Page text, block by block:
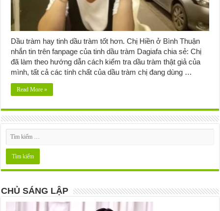
Dầu tràm hay tinh dầu tràm tốt hơn. Chị Hiền ở Bình Thuận
nhắn tin trên fanpage của tinh dầu tràm Dagiafa chia sẻ: Chị
đã làm theo hướng dẫn cách kiểm tra dầu tràm thật giả của
mình, tất cả các tính chất của dầu tràm chị đang dùng …
Read More »
CHỦ SÁNG LẬP